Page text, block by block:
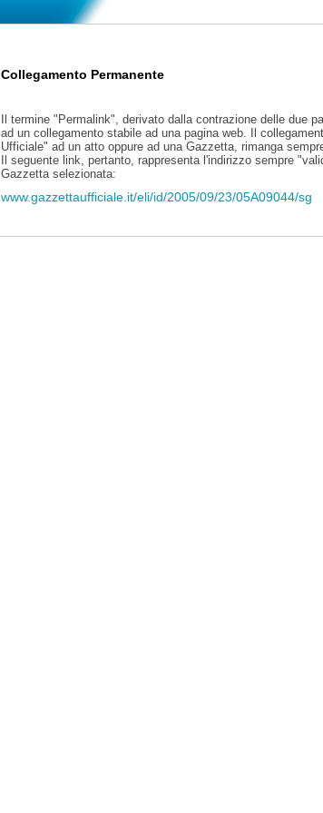
Collegamento Permanente
Il termine "Permalink", derivato dalla contrazione delle due
ad un collegamento stabile ad una pagina web. Il
Ufficiale" ad un atto oppure ad una Gazzetta, rimanga
Il seguente link, pertanto, rappresenta l'indirizzo sempre
Gazzetta selezionata:
www.gazzettaufficiale.it/eli/id/2005/09/23/05A09044/sg